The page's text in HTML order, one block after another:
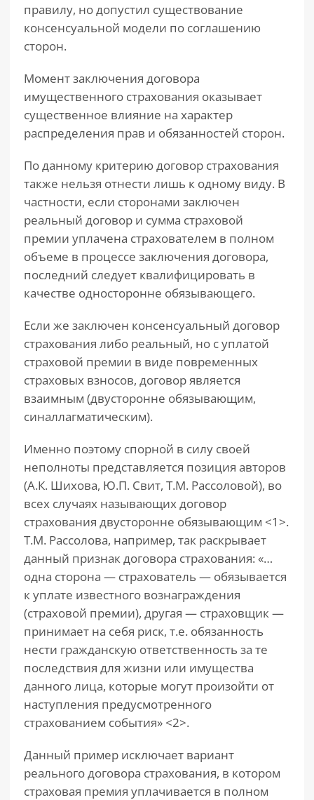
правилу, но допустил существование
консенсуальной модели по соглашению
сторон.
Момент заключения договора
имущественного страхования оказывает
существенное влияние на характер
распределения прав и обязанностей сторон.
По данному критерию договор страхования
также нельзя отнести лишь к одному виду. В
частности, если сторонами заключен
реальный договор и сумма страховой
премии уплачена страхователем в полном
объеме в процессе заключения договора,
последний следует квалифицировать в
качестве односторонне обязывающего.
Если же заключен консенсуальный договор
страхования либо реальный, но с уплатой
страховой премии в виде повременных
страховых взносов, договор является
взаимным (двусторонне обязывающим,
синаллагматическим).
Именно поэтому спорной в силу своей
неполноты представляется позиция авторов
(А.К. Шихова, Ю.П. Свит, Т.М. Рассоловой), во
всех случаях называющих договор
страхования двусторонне обязывающим <1>.
Т.М. Рассолова, например, так раскрывает
данный признак договора страхования: «…
одна сторона — страхователь — обязывается
к уплате известного вознаграждения
(страховой премии), другая — страховщик —
принимает на себя риск, т.е. обязанность
нести гражданскую ответственность за те
последствия для жизни или имущества
данного лица, которые могут произойти от
наступления предусмотренного
страхованием события» <2>.
Данный пример исключает вариант
реального договора страхования, в котором
страховая премия уплачивается в полном